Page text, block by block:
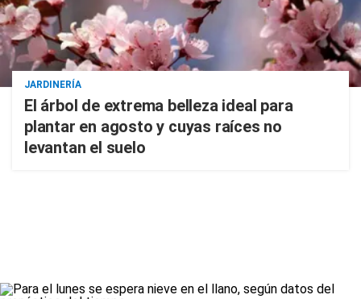
JARDINERÍA
El árbol de extrema belleza ideal para
plantar en agosto y cuyas raíces no
levantan el suelo